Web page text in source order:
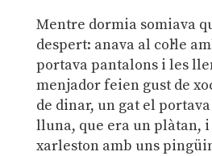
Mentre dormia somiava
despert: anava al col·le
portava pantalons i les
menjador feien gust de
de dinar, un gat el
lluna, que era un plàtan,
xarleston amb uns